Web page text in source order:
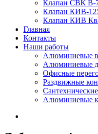
Клапан СВК В-
Клапан КИВ-
Клапан КИВ
Главная
Контакты
Наши работы
Алюминиевые
Алюминиевые
Офисные
Раздвижные
Алюминиевые